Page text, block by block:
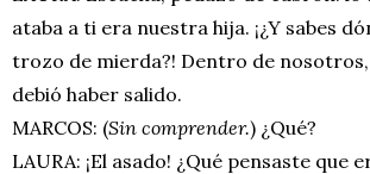
ataba a ti era nuestra hija. ¡¿Y sabes
trozo de mierda?! Dentro de
debió haber salido.
MARCOS: (Sin comprender.) ¿Qué?
LAURA: ¡El asado! ¿Qué pensaste que